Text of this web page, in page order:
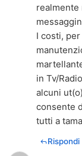
I costi,
in Tv/
alcuni
consente
tutti a
Rispondi